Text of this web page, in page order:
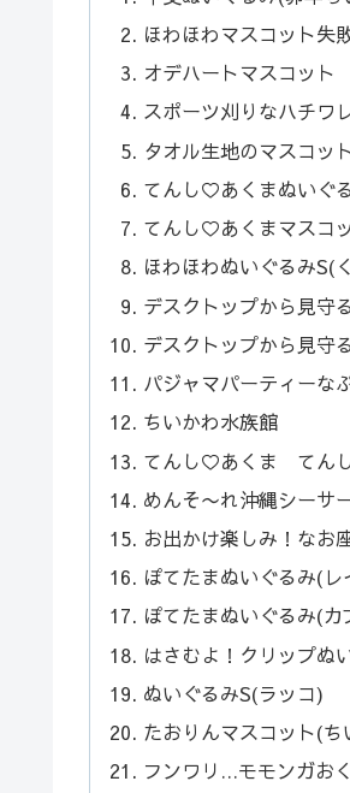
ほわほわマスコット失
オデハートマスコット
スポーツ刈りなハチワ
タオル生地のマスコッ
てんし♡あくまぬいぐ
てんし♡あくまマスコ
ほわほわぬいぐるみS(
デスクトップから見守
デスクトップから見守
パジャマパーティーな
ちいかわ水族館
てんし♡あくま てんし
めんそ〜れ沖縄シーサ
お出かけ楽しみ！なお
ぽてたまぬいぐるみ(
ぽてたまぬいぐるみ(カ
はさむよ！クリップぬ
ぬいぐるみS(ラッコ)
たおりんマスコット(
フンワリ…モモンガお